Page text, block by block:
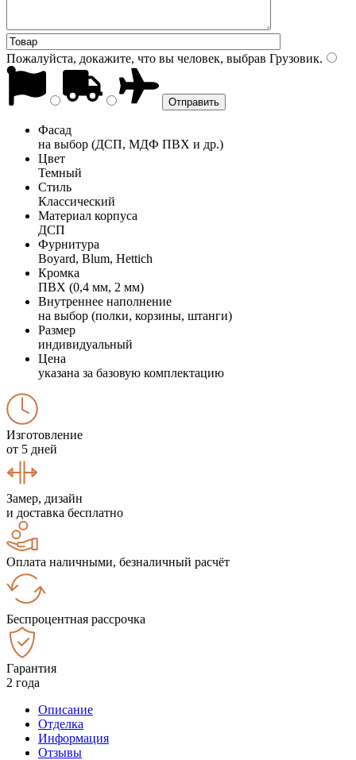
Пожалуйста, докажите, что вы человек, выбрав Грузовик.
Фасад
на выбор (ДСП, МДФ ПВХ и др.)
Цвет
Темный
Стиль
Классический
Материал корпуса
ДСП
Фурнитура
Boyard, Blum, Hettich
Кромка
ПВХ (0,4 мм, 2 мм)
Внутреннее наполнение
на выбор (полки, корзины, штанги)
Размер
индивидуальный
Цена
указана за базовую комплектацию
Изготовление
от 5 дней
Замер, дизайн
и доставка бесплатно
Оплата наличными, безналичный расчёт
Беспроцентная рассрочка
Гарантия
2 года
Описание
Отделка
Информация
Отзывы